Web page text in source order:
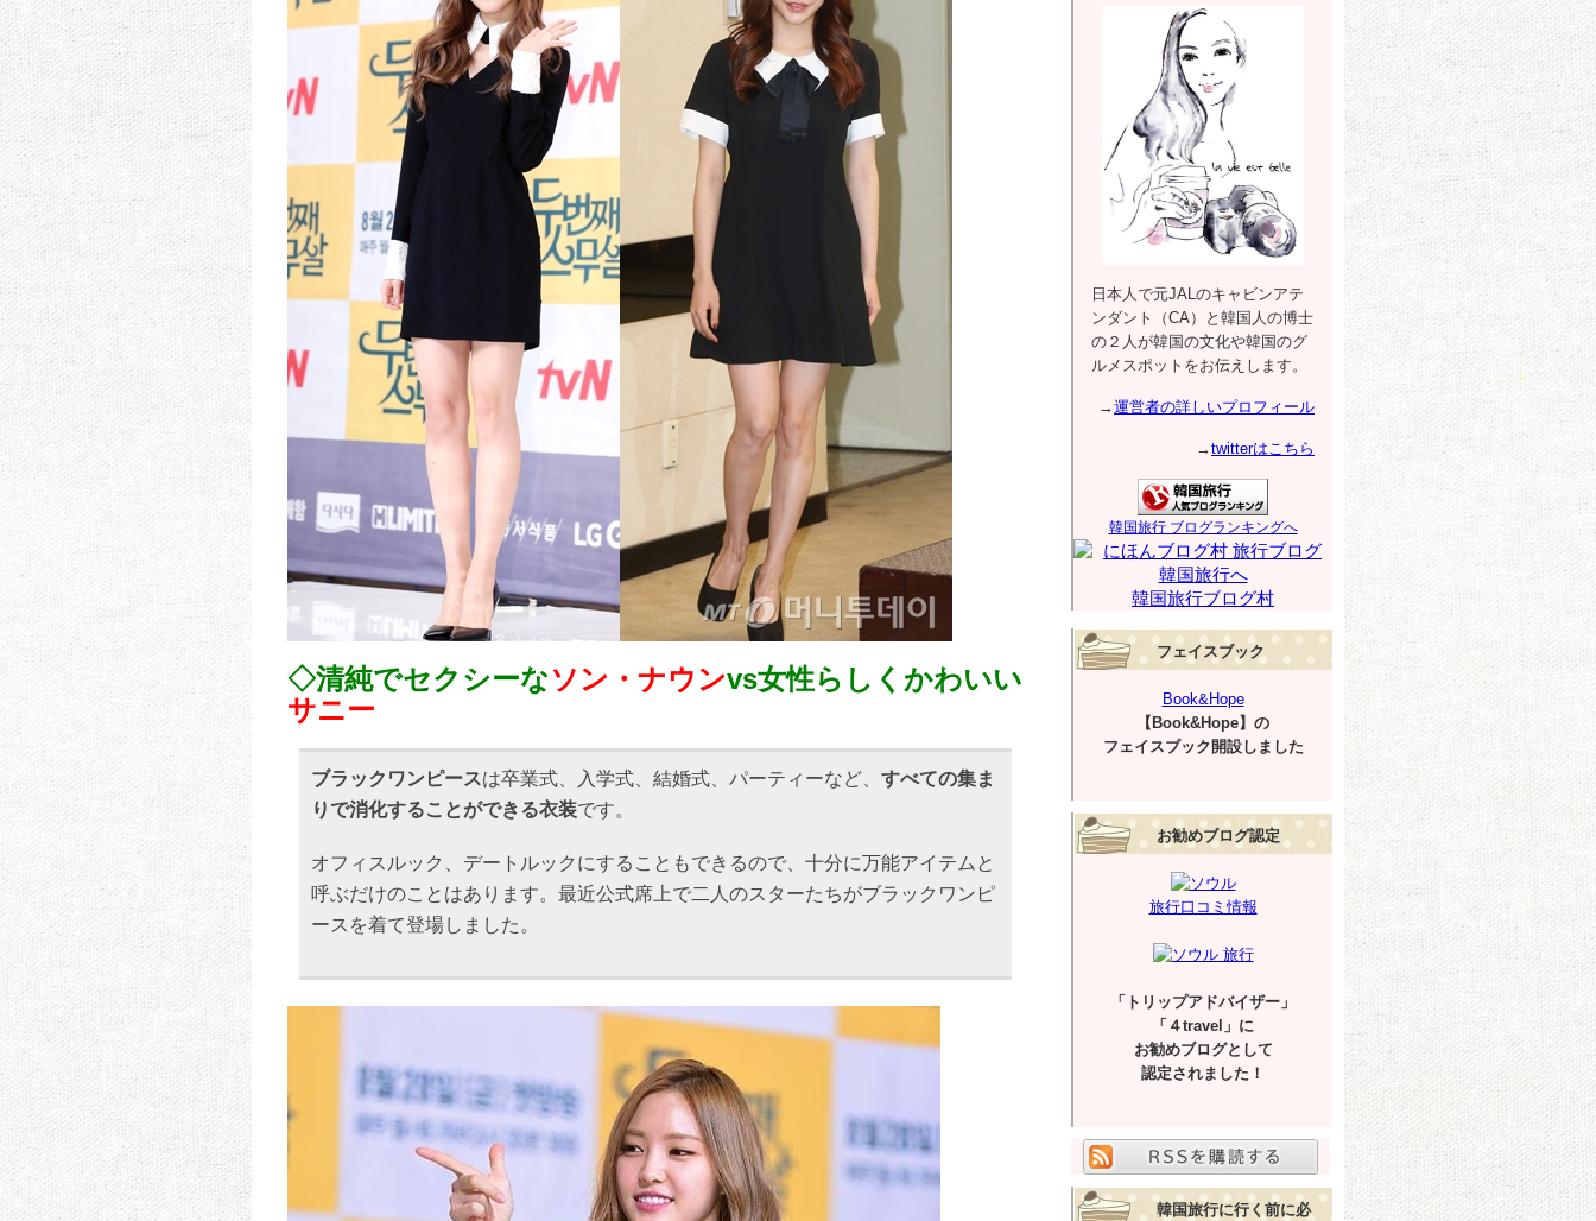
◇清純でセクシーなソン・ナウンvs女性らしくかわいい
サニー
ブラックワンピースは卒業式、入学式、結婚式、パーティーなど、 すべての集ま
りで消化することができる衣装です。
オフィスルック、デートルックにすることもできるので、十分に万能アイテムと
呼ぶだけのことはあります。最近公式席上で二人のスターたちがブラックワンピ
ースを着て登場しました。
日本人で元JALのキャビンアテ
ンダント（CA）と韓国人の博士
の２人が韓国の文化や韓国のグ
ルメスポットをお伝えします。
→運営者の詳しいプロフィール
→twitterはこちら
韓国旅行 ブログランキングへ
韓国旅行ブログ村
フェイスブック
Book&Hope
【Book&Hope】の
フェイスブック開設しました
お勧めブログ認定
旅行口コミ情報
「トリップアドバイザー」
「４travel」に
お勧めブログとして
認定されました！
韓国旅行に行く前に必